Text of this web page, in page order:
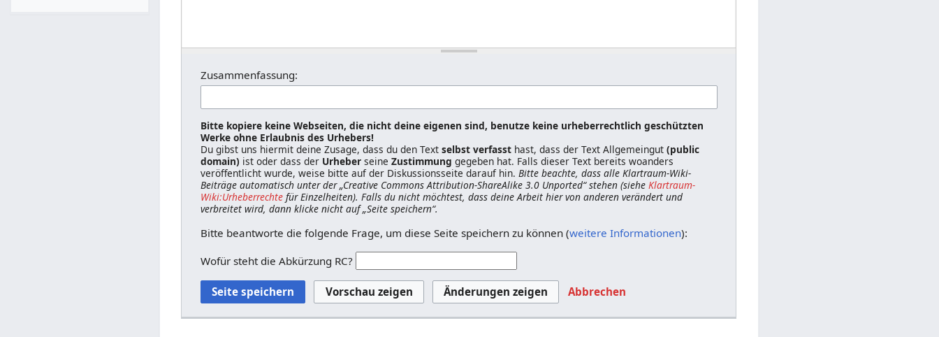
Zusammenfassung:
Bitte kopiere keine Webseiten, die nicht deine eigenen sind, benutze keine urheberrechtlich geschützten
Werke ohne Erlaubnis des Urhebers!
Du gibst uns hiermit deine Zusage, dass du den Text selbst verfassthast, dass der Text Allgemeingut (public
domain) ist oder dass der Urheberseine Zustimmung gegeben hat. Falls dieser Text bereits woanders
veröffentlicht wurde, weise bitte auf der Diskussionsseite darauf hin. Bitte beachte, dass alle Klartraum-Wiki-
Beiträge automatisch unter der „Creative Commons Attribution-ShareAlike 3.0 Unported“ stehen (siehe Klartraum-
Wiki:Urheberrechtefür Einzelheiten). Falls du nicht möchtest, dass deine Arbeit hier von anderen verändert und
verbreitet wird, dann klicke nicht auf „Seite speichern“.
Bitte beantworte die folgende Frage, um diese Seite speichern zu können (weitere Informationen):
Wofür steht die Abkürzung RC?
Abbrechen